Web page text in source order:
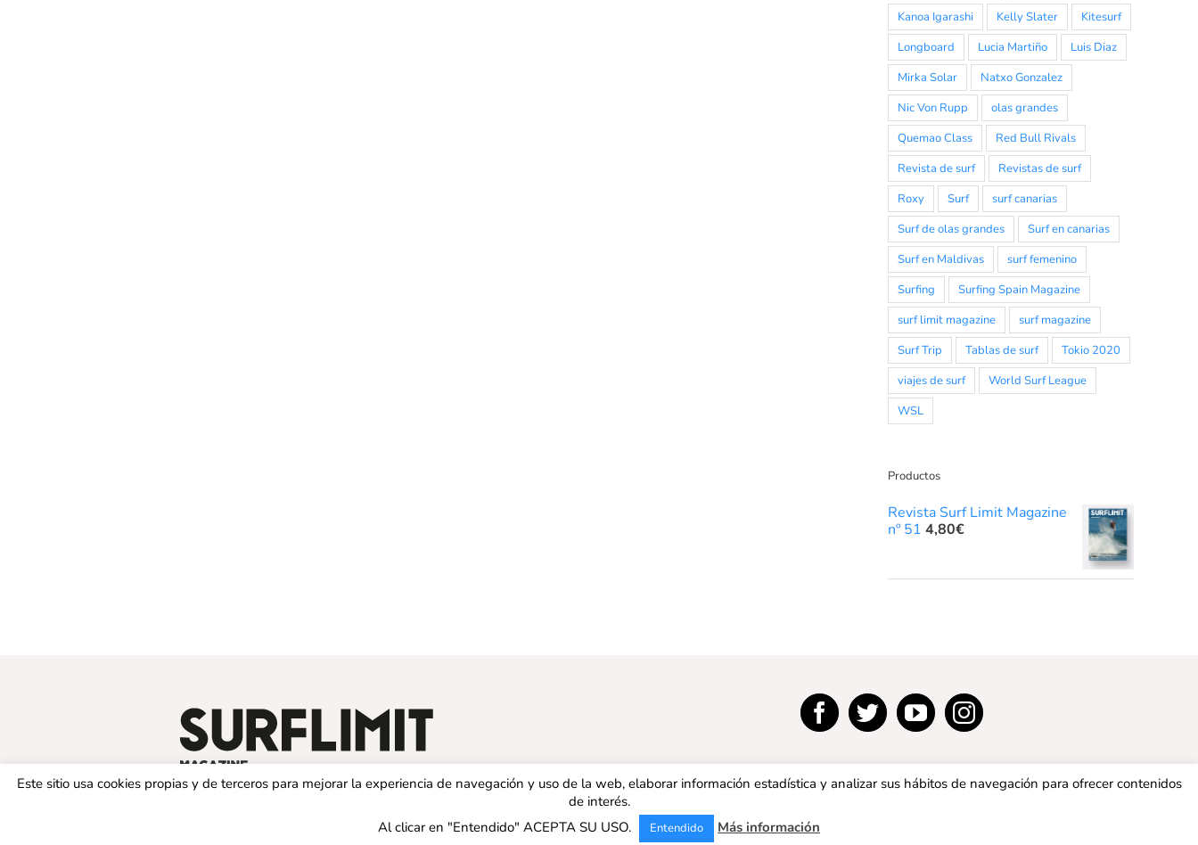
Kanoa Igarashi
Kelly Slater
Kitesurf
Longboard
Lucia Martiño
Luis Diaz
Mirka Solar
Natxo Gonzalez
Nic Von Rupp
olas grandes
Quemao Class
Red Bull Rivals
Revista de surf
Revistas de surf
Roxy
Surf
surf canarias
Surf de olas grandes
Surf en canarias
Surf en Maldivas
surf femenino
Surfing
Surfing Spain Magazine
surf limit magazine
surf magazine
Surf Trip
Tablas de surf
Tokio 2020
viajes de surf
World Surf League
WSL
Productos
Revista Surf Limit Magazine
nº 51 4,80€
Este sitio usa cookies propias y de terceros para mejorar la experiencia de navegación y uso de la web, elaborar información estadística y analizar sus hábitos de navegación para ofrecer contenidos
de interés.
Al clicar en "Entendido" ACEPTA SU USO.
Entendido Más información